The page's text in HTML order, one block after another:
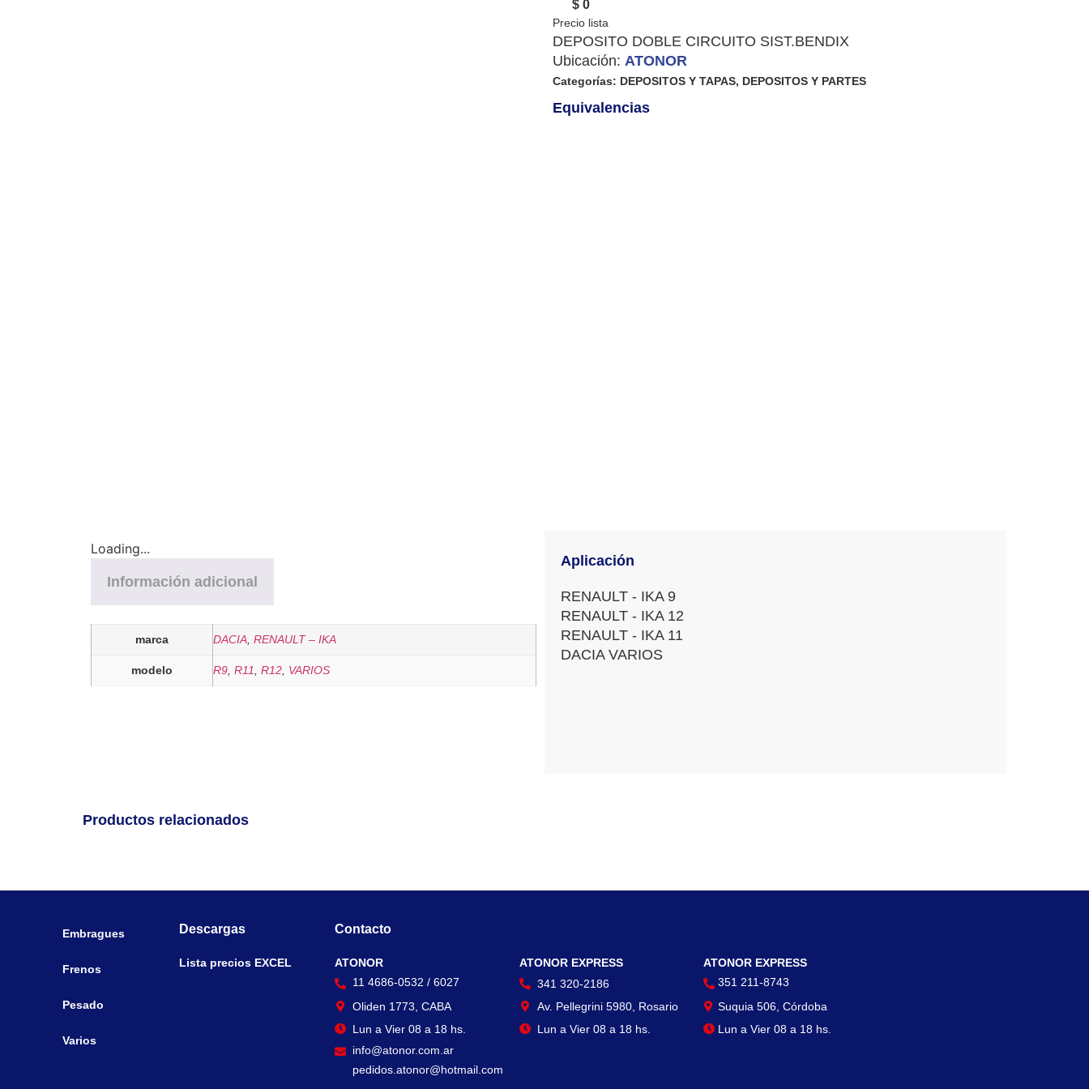
$ 0
DEPOSITO DOBLE CIRCUITO SIST.BENDIX
Ubicación: ATONOR
Categorías: DEPOSITOS Y TAPAS, DEPOSITOS Y PARTES
Equivalencias
Loading...
Información adicional
marca DACIA RENAULT – IKA
modelo R9 R11 R12 VARIOS
Aplicación
RENAULT - IKA 9
RENAULT - IKA 12
RENAULT - IKA 11
DACIA VARIOS
Productos relacionados
Embragues
Frenos
Pesado
Varios
Descargas
Lista precios EXCEL
Contacto
ATONOR
11 4686-0532 / 6027
Oliden 1773, CABA
Lun a Vier 08 a 18 hs.
info@atonor.com.ar
pedidos.atonor@hotmail.com
ATONOR EXPRESS
341 320-2186
Av. Pellegrini 5980, Rosario
Lun a Vier 08 a 18 hs.
ATONOR EXPRESS
351 211-8743
Suquia 506, Córdoba
Lun a Vier 08 a 18 hs.